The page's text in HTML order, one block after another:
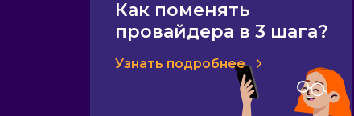
Как поменять
провайдера в 3 шага?
Узнать подробнее